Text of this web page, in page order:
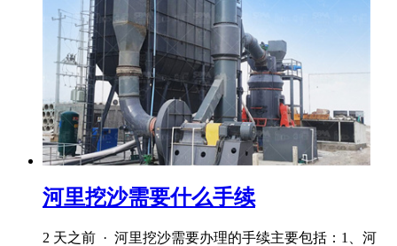
河里挖沙需要什么手续
2 天之前 · 河里挖沙需要办理的手续主要包括：1、河